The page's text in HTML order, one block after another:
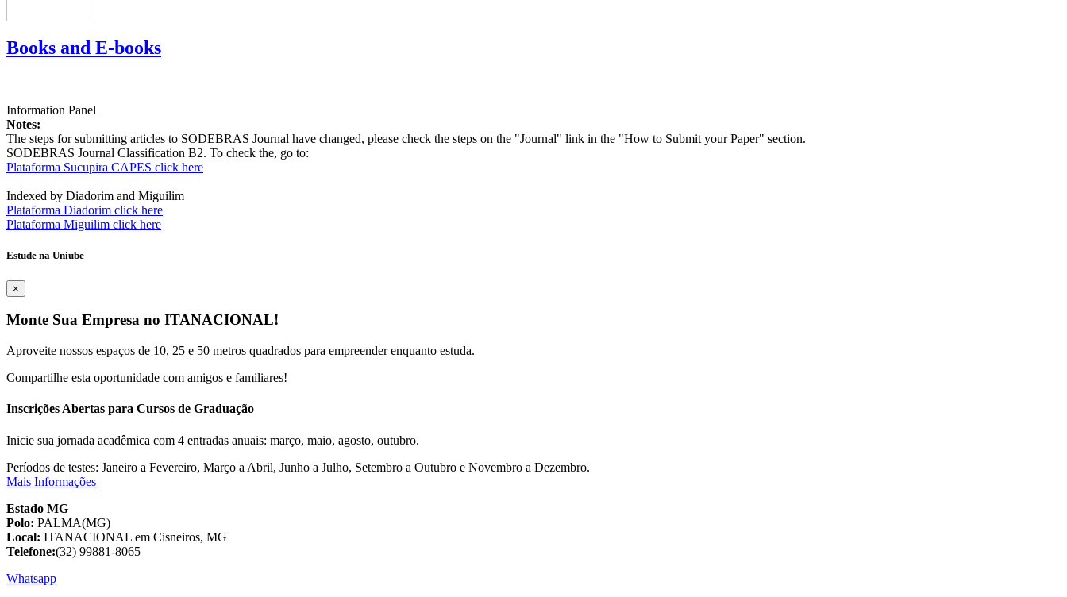
Books and E-books
Information Panel
Notes:
The steps for submitting articles to SODEBRAS Journal have changed, please check the steps on the "Journal" link in the "How to Submit your Paper" section.
SODEBRAS Journal Classification B2. To check the, go to:
Plataforma Sucupira CAPES click here
Indexed by Diadorim and Miguilim
Plataforma Diadorim click here
Plataforma Miguilim click here
Estude na Uniube
×
Monte Sua Empresa no ITANACIONAL!
Aproveite nossos espaços de 10, 25 e 50 metros quadrados para empreender enquanto estuda.
Compartilhe esta oportunidade com amigos e familiares!
Inscrições Abertas para Cursos de Graduação
Inicie sua jornada acadêmica com 4 entradas anuais: março, maio, agosto, outubro.
Períodos de testes: Janeiro a Fevereiro, Março a Abril, Junho a Julho, Setembro a Outubro e Novembro a Dezembro.
Mais Informações
Estado MG
Polo: PALMA(MG)
Local: ITANACIONAL em Cisneiros, MG
Telefone:(32) 99881-8065
Whatsapp